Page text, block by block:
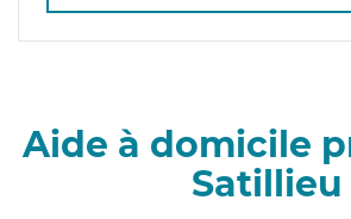
Aide à domicile
Satillieu